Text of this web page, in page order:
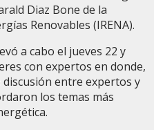
Diaz Bone de la
Renovables (IRENA).
a cabo el jueves 22 y
con expertos en donde,
discusión entre expertos y
los temas más